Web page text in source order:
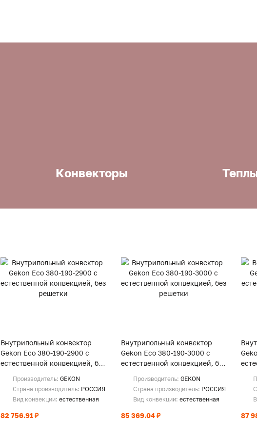
Конвекторы
Внутрипольный конвектор
Gekon Eco 380-190-2900 с
естественной конвекцией, без
Производитель: GEKON
Страна производитель: РОССИЯ
Вид конвекции: естественная
82 756.91 ₽
Внутрипольный конвектор
Gekon Eco 380-190-3000 с
естественной конвекцией, без
Производитель: GEKON
Страна производитель: РОССИЯ
Вид конвекции: естественная
85 369.04 ₽ 87